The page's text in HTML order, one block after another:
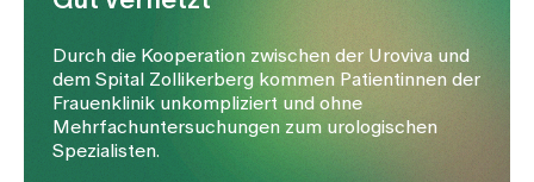
Durch die Kooperation zwischen der Uroviva und
dem Spital Zollikerberg kommen Patientinnen der
Frauenklinik unkompliziert und ohne
Mehrfachuntersuchungen zum urologischen
Spezialisten.